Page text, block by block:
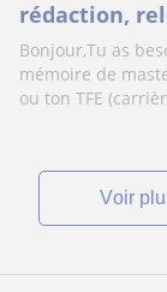
rédaction,
Bonjour,Tu as
mémoire de
ou ton TFE
voir